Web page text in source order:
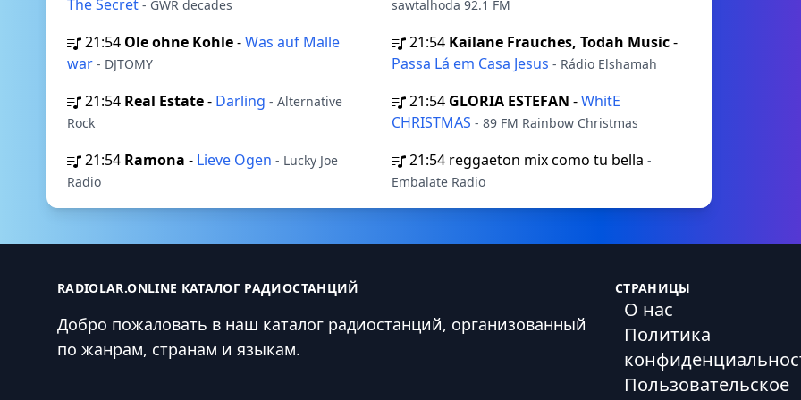
The Secret - GWR decades sawtalhoda 92.1 FM
21:54 Ole ohne Kohle-Was auf Malle
war - DJTOMY
21:54 Kailane Frauches, Todah Music-
Passa Lá em Casa Jesus - Rádio Elshamah
21:54 Real Estate- Darling - Alternative
Rock
21:54 GLORIA ESTEFAN -WhitE
CHRISTMAS - 89 FM Rainbow Christmas
21:54 Ramona - Lieve Ogen - Lucky Joe
Radio
21:54 reggaeton mix como tu bella -
Embalate Radio
RADIOLAR.ONLINE КАТАЛОГ РАДИОСТАНЦИЙ
Добро пожаловать в наш каталог радиостанций, организованный
по жанрам, странам и языкам.
СТРАНИЦЫ
О нас
Политика
Пользовательское